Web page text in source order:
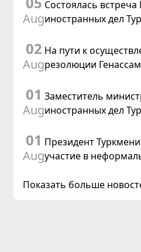
Конфедерации
Aug
Состоялась
иностранных дел
02
Aug
На пути к
резолюции
инициированной
01
Aug
Заместитель
иностранных дел
старших
сотрудничества
01
Aug
Президент
участие в
государств
Показать больше